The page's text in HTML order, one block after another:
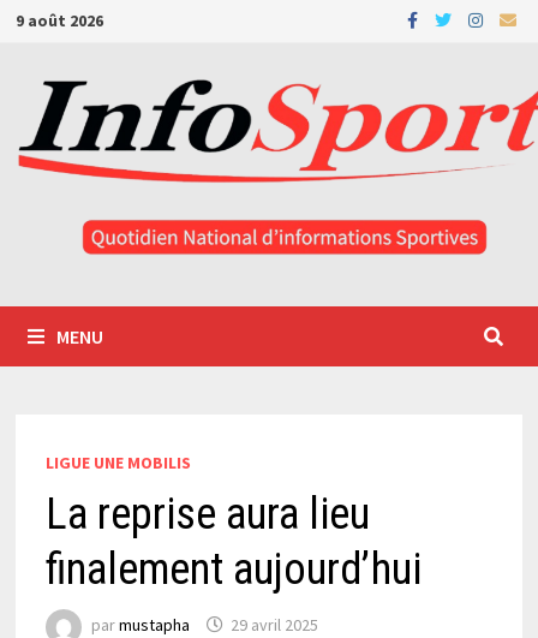
Passer
contenu
9 août 2026
MENU
LIGUE UNE MOBILIS
La reprise aura lieu
finalement aujourd’hui
parmustapha 29 avril 2025